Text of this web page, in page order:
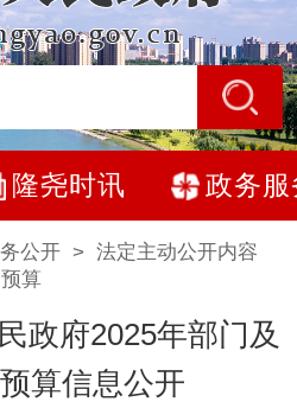
隆尧时讯 政务服
公开> 法定主动公开内容
算
政府2025年部门及
算信息公开